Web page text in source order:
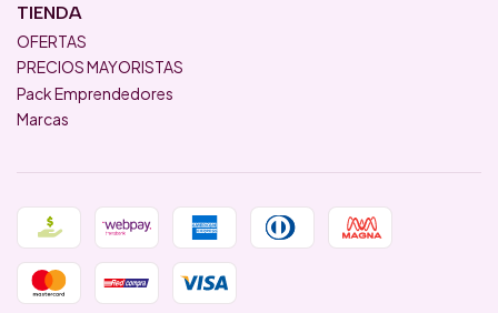
TIENDA
OFERTAS
PRECIOS MAYORISTAS
Pack Emprendedores
Marcas